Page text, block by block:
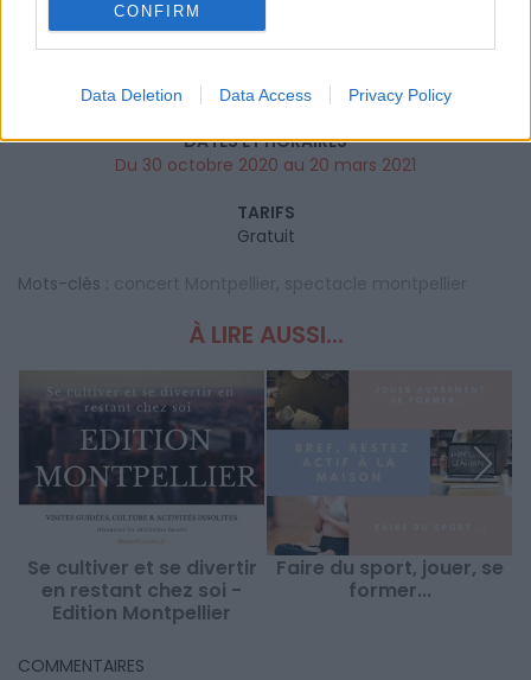
CONFIRM
Data Deletion Data Access Privacy Policy
INFORMATIONS PRATIQUES
DATES ET HORAIRES
Du 30 octobre 2020 au 20 mars 2021
TARIFS
Gratuit
Mots-clés :
,
À LIRE AUSSI...
Se cultiver et se divertir
en restant chez soi -
Edition Montpellier
Faire du sport, jouer, se
former...
COMMENTAIRES